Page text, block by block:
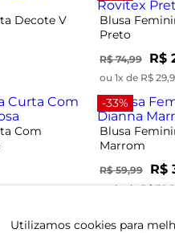
Utilizamos cookies para
Decote V
Blusa
Preto
R$ 74,99 R$
ou 1x de R$
Com
-33%
Blusa
Marrom
R$ 59,99 R$
ou 1x de R$